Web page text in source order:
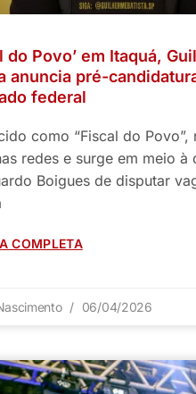
do Povo’ em Itaquá,
anuncia pré-
federal
como “Fiscal do Povo”,
redes e surge em meio à
Boigues de disputar
COMPLETA
06/04/2026